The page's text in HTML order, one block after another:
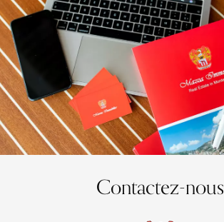
Contactez-nous